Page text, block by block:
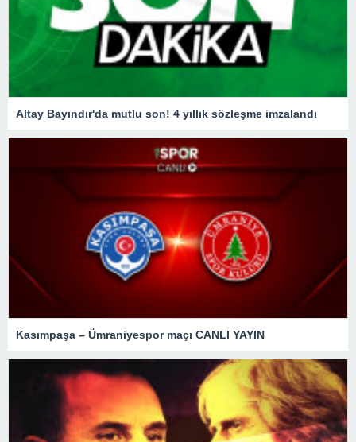
Altay Bayındır'da mutlu son! 4 yıllık sözleşme imzalandı
Kasımpaşa – Ümraniyespor maçı CANLI YAYIN